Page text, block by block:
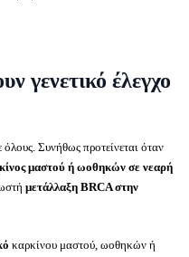
γενετικό έλεγχο
όλους. Συνήθως προτείνεται όταν
μαστού ή ωοθηκών σε νεαρή
μετάλλαξη BRCA στην
καρκίνου μαστού, ωοθηκών ή